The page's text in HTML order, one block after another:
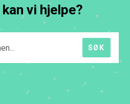
vi hjelpe?
SØK